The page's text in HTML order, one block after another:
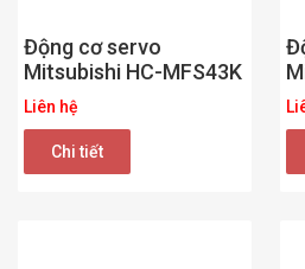
Động cơ servo
Mitsubishi HC-MFS43K
Liên hệ
Chi tiết